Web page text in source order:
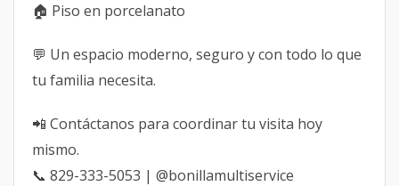
🏠 Piso en porcelanato
💬 Un espacio moderno, seguro y con todo lo que
tu familia necesita.
📲 Contáctanos para coordinar tu visita hoy
mismo.
📞 829-333-5053 | @bonillamultiservice